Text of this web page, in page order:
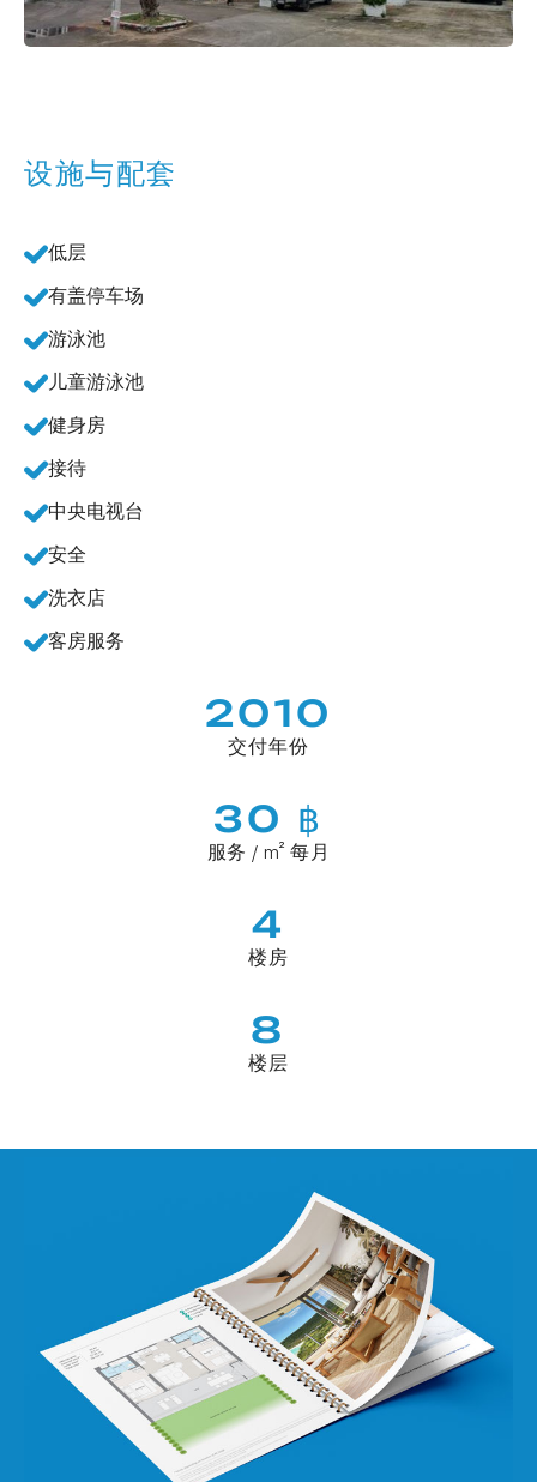
设施与配套
低层
有盖停车场
游泳池
儿童游泳池
健身房
接待
中央电视台
安全
洗衣店
客房服务
2010
交付年份
30 ฿
服务 / m² 每月
4
楼房
8
楼层